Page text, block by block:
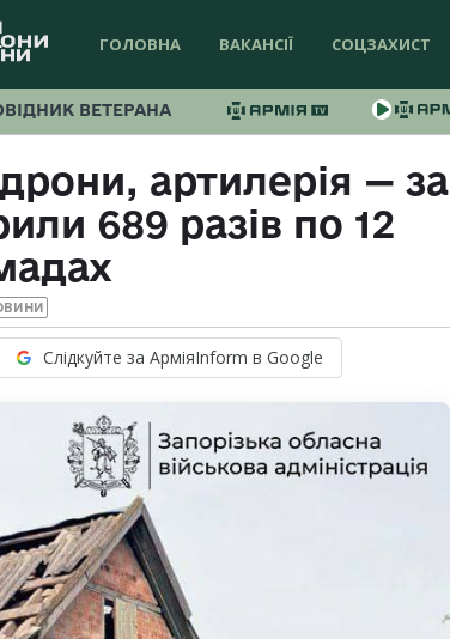
ГОЛОВНА ВАКАНСІЇ СОЦЗАХИСТ
ВЕТЕРАНА
артилерія — за
689 разів по 12
Слідкуйте за АрміяInform в Google